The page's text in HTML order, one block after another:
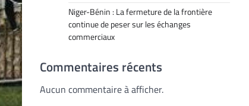
Niger-Bénin : La fermeture de la frontière
continue de peser sur les échanges
commerciaux
Commentaires récents
Aucun commentaire à afficher.